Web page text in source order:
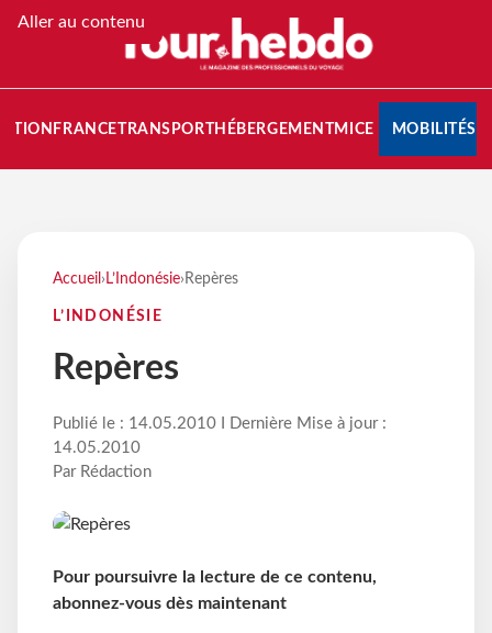
Aller au contenu
FRANCETRANSPORT HÉBERGEMENTMICE MOBILITÉS
Accueil › L’Indonésie› Repères
L’INDONÉSIE
Repères
Publié le : 14.05.2010 I Dernière Mise à jour :
14.05.2010
Par Rédaction
Pour poursuivre la lecture de ce contenu,
abonnez-vous dès maintenant